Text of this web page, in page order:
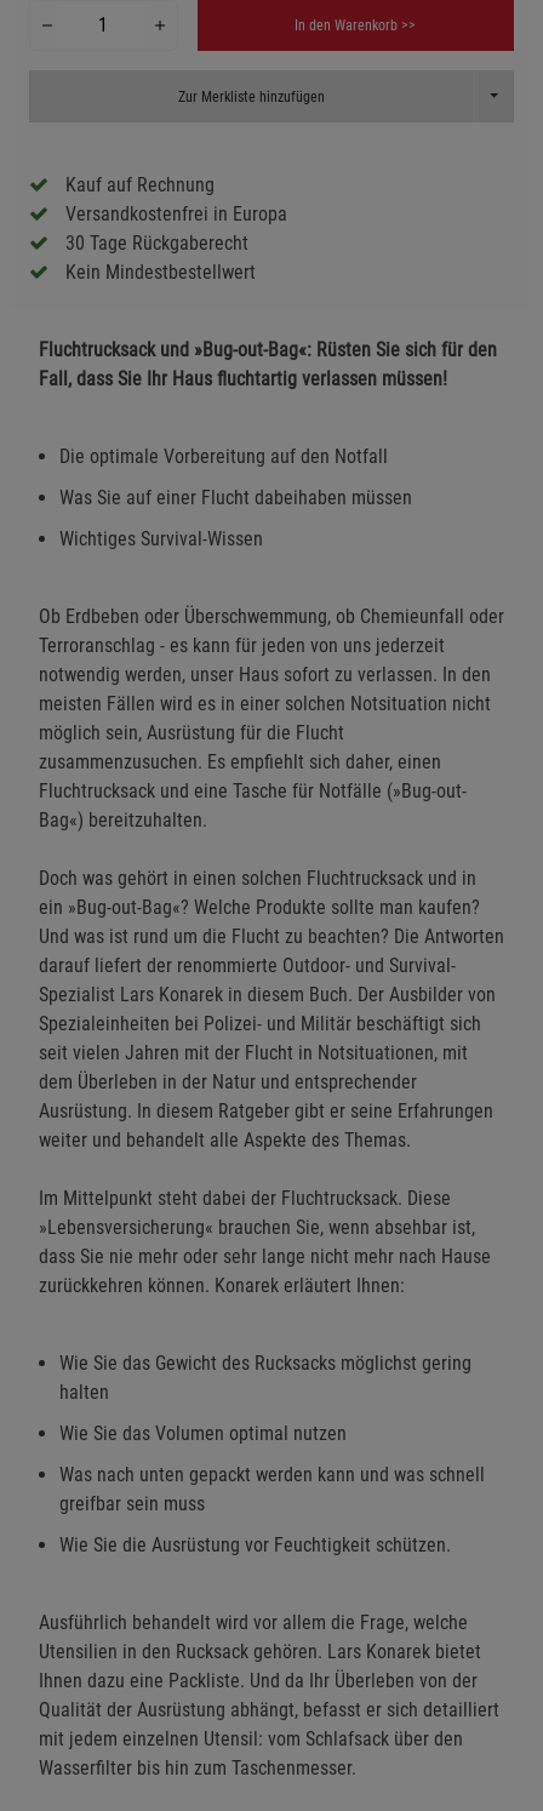
In den Warenkorb >>
Zur Merkliste hinzufügen Toggle
Kauf auf Rechnung
Versandkostenfrei in Europa
30 Tage Rückgaberecht
Kein Mindestbestellwert
Fluchtrucksack und »Bug-out-Bag«: Rüsten Sie sich für den
Fall, dass Sie Ihr Haus fluchtartig verlassen müssen!
Die optimale Vorbereitung auf den Notfall
Was Sie auf einer Flucht dabeihaben müssen
Wichtiges Survival-Wissen
Ob Erdbeben oder Überschwemmung, ob Chemieunfall oder
Terroranschlag - es kann für jeden von uns jederzeit
notwendig werden, unser Haus sofort zu verlassen. In den
meisten Fällen wird es in einer solchen Notsituation nicht
möglich sein, Ausrüstung für die Flucht
zusammenzusuchen. Es empfiehlt sich daher, einen
Fluchtrucksack und eine Tasche für Notfälle (»Bug-out-
Bag«) bereitzuhalten.
Doch was gehört in einen solchen Fluchtrucksack und in
ein »Bug-out-Bag«? Welche Produkte sollte man kaufen?
Und was ist rund um die Flucht zu beachten? Die Antworten
darauf liefert der renommierte Outdoor- und Survival-
Spezialist Lars Konarek in diesem Buch. Der Ausbilder von
Spezialeinheiten bei Polizei- und Militär beschäftigt sich
seit vielen Jahren mit der Flucht in Notsituationen, mit
dem Überleben in der Natur und entsprechender
Ausrüstung. In diesem Ratgeber gibt er seine Erfahrungen
weiter und behandelt alle Aspekte des Themas.
Im Mittelpunkt steht dabei der Fluchtrucksack. Diese
»Lebensversicherung« brauchen Sie, wenn absehbar ist,
dass Sie nie mehr oder sehr lange nicht mehr nach Hause
zurückkehren können. Konarek erläutert Ihnen:
Wie Sie das Gewicht des Rucksacks möglichst gering
halten
Wie Sie das Volumen optimal nutzen
Was nach unten gepackt werden kann und was schnell
greifbar sein muss
Wie Sie die Ausrüstung vor Feuchtigkeit schützen.
Ausführlich behandelt wird vor allem die Frage, welche
Utensilien in den Rucksack gehören. Lars Konarek bietet
Ihnen dazu eine Packliste. Und da Ihr Überleben von der
Qualität der Ausrüstung abhängt, befasst er sich detailliert
mit jedem einzelnen Utensil: vom Schlafsack über den
Wasserfilter bis hin zum Taschenmesser.